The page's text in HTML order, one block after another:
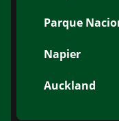
Parque
Napier
Auckland